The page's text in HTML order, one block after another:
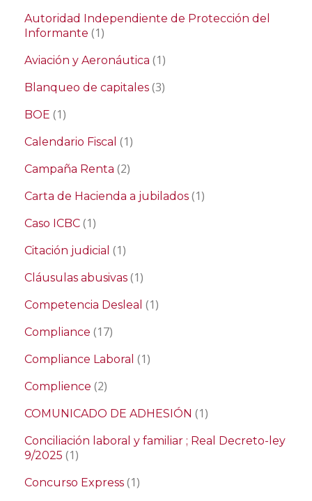
Autoridad Independiente de Protección del
Informante (1)
Aviación y Aeronáutica (1)
Blanqueo de capitales (3)
BOE (1)
Calendario Fiscal (1)
Campaña Renta (2)
Carta de Hacienda a jubilados (1)
Caso ICBC (1)
Citación judicial (1)
Cláusulas abusivas (1)
Competencia Desleal (1)
Compliance (17)
Compliance Laboral (1)
Complience (2)
COMUNICADO DE ADHESIÓN (1)
Conciliación laboral y familiar ; Real Decreto-ley
9/2025 (1)
Concurso Express (1)